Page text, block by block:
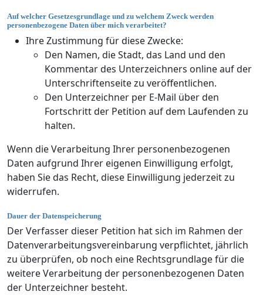
Auf welcher Gesetzesgrundlage und zu welchem Zweck werden
personenbezogene Daten über mich verarbeitet?
Ihre Zustimmung für diese Zwecke:
Den Namen, die Stadt, das Land und den
Kommentar des Unterzeichners online auf der
Unterschriftenseite zu veröffentlichen.
Den Unterzeichner per E-Mail über den
Fortschritt der Petition auf dem Laufenden zu
halten.
Wenn die Verarbeitung Ihrer personenbezogenen
Daten aufgrund Ihrer eigenen Einwilligung erfolgt,
haben Sie das Recht, diese Einwilligung jederzeit zu
widerrufen.
Dauer der Datenspeicherung
Der Verfasser dieser Petition hat sich im Rahmen der
Datenverarbeitungsvereinbarung verpflichtet, jährlich
zu überprüfen, ob noch eine Rechtsgrundlage für die
weitere Verarbeitung der personenbezogenen Daten
der Unterzeichner besteht.